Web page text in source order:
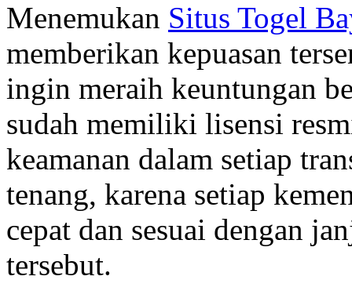
Menemukan Situs Togel
memberikan kepuasan
ingin meraih keuntungan
sudah memiliki lisensi
keamanan dalam setiap
tenang, karena setiap
cepat dan sesuai dengan
tersebut.